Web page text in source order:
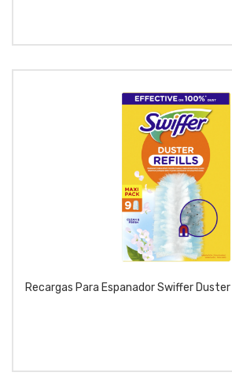
Recargas Para Espanador Swiffer